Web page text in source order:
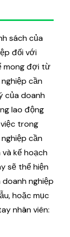
sách của
đối với
mong đợi từ
cần
của doanh
lao động
trong
cần
kế hoạch
sẽ thể hiện
nghiệp
hoặc mục
nhân viên: